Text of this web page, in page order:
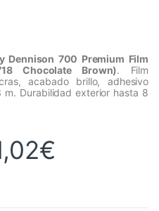
Dennison 700 Premium Film
Chocolate Brown). Film
acabado brillo, adhesivo
m. Durabilidad exterior hasta 8
€